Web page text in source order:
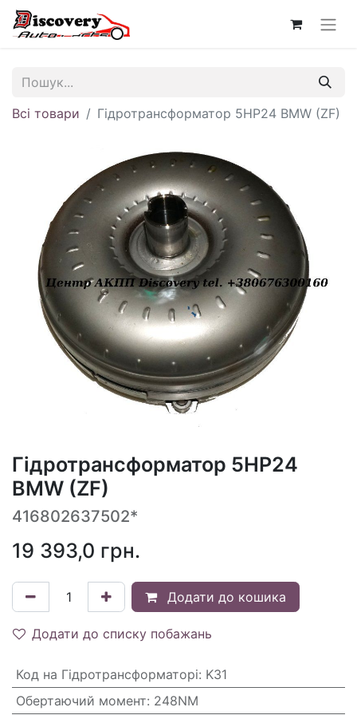
Всі товари Гідротрансформатор 5HP24 BMW (ZF)
Гідротрансформатор 5HP24
BMW (ZF)
416802637502*
19 393,0 грн.
Додати до кошика
Додати до списку побажань
Код на Гідротрансформаторі: K31
Обертаючий момент: 248NM